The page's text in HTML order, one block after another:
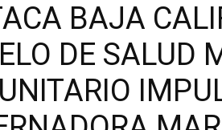
BAJA
DE SALUD